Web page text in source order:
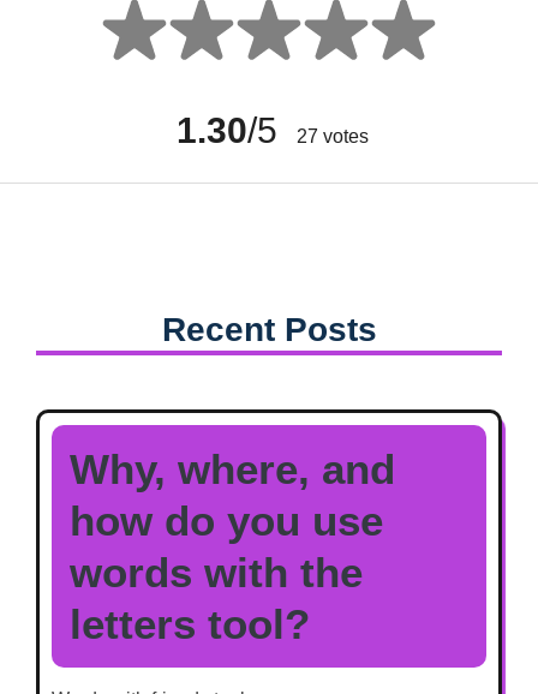
1.30/5 27 votes
Recent Posts
Why, where, and
how do you use
words with the
letters tool?